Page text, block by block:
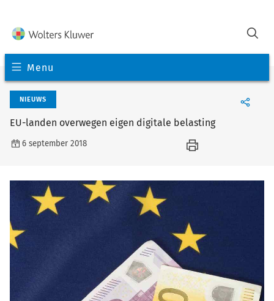
Menu
NIEUWS
EU-landen overwegen eigen digitale belasting
6 september 2018